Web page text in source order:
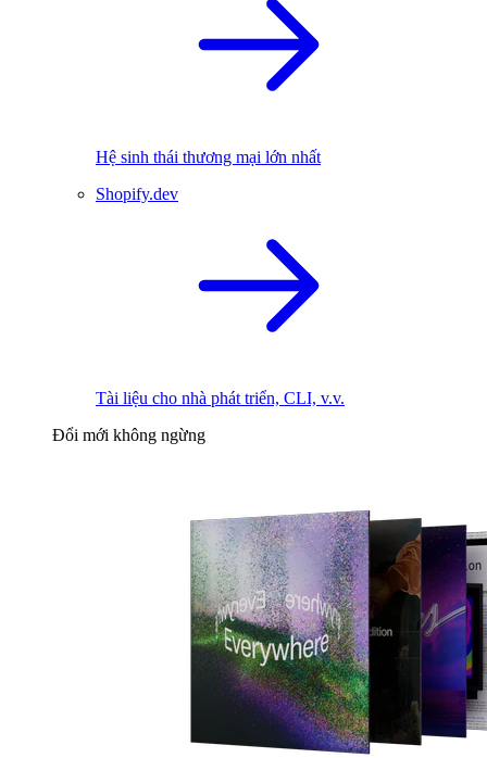
Hệ sinh thái thương mại lớn nhất
Shopify.dev
Tài liệu cho nhà phát triển, CLI, v.v.
Đổi mới không ngừng